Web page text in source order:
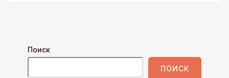
Поиск
ПОИСК